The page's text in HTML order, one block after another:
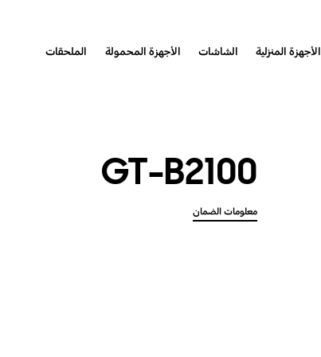
الأجهزة المنزلية الشاشات الأجهزة المحمولة الملحقات
GT-B2100
معلومات الضمان